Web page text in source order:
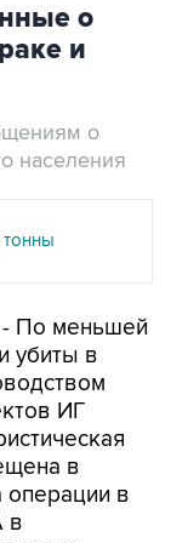
о
и
о
населения
- По меньшей
убиты в
ИГ
в
операции в
в